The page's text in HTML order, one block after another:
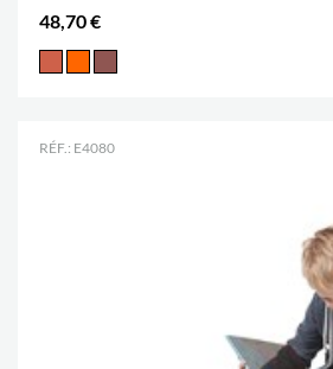
48,70 €
RÉF.: E4080